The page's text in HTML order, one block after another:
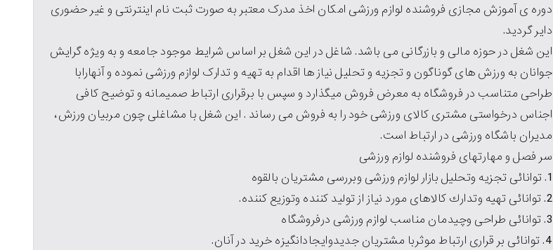
دوره ی آموزش مجازی فروشنده لوازم ورزشی امکان اخذ مدرک معتبر به صورت ثبت نام اینترنتی و غیر حضوری
دایر گردید.
این شغل در حوزه مالی و بازرگانی می باشد. شاغل در این شغل بر اساس شرایط موجود جامعه و به ویژه گرایش
جوانان به ورزش های گوناگون و تجزیه و تحلیل نیاز ها اقدام به تهیه و تدارک لوازم ورزشی نموده و آنهارابا
طراحی متناسب در فروشگاه به معرض فروش میگذارد و سپس با برقراری ارتباط صمیمانه و توضیح کافی
اجناس درخواستی مشتری کالای ورزشی خود را به فروش می رساند . این شغل با مشاغلی چون مربیان ورزش،
مدیران باشگاه ورزشی در ارتباط است.
سر فصل و مهارتهای فروشنده لوازم ورزشی
1. توانائی تجزيه وتحليل بازار لوازم ورزشی وبررسی مشتريان بالقوه
2. توانائی تهيه وتدارك كالاهای مورد نياز از توليد كننده وتوزيع كننده.
3. توانائی طراحی وچيدمان مناسب لوازم ورزشی درفروشگاه
4. توانائی بر قراری ارتباط موثربا مشتريان جديدوايجادانگيزه خريد در آنان.